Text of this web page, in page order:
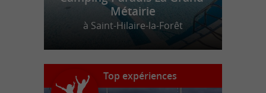
Métairie
à Saint-Hilaire-la-Forêt
Top expériences